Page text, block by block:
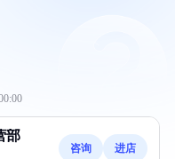
部
咨询 进店